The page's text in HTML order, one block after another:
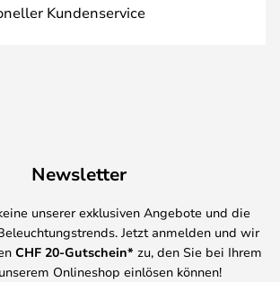
Kundenservice
Newsletter
unserer exklusiven Angebote und die
Jetzt anmelden und wir
CHF 20-Gutschein* zu, den Sie bei Ihrem
Onlineshop einlösen können!